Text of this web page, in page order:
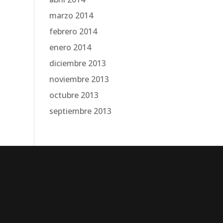
marzo 2014
febrero 2014
enero 2014
diciembre 2013
noviembre 2013
octubre 2013
septiembre 2013